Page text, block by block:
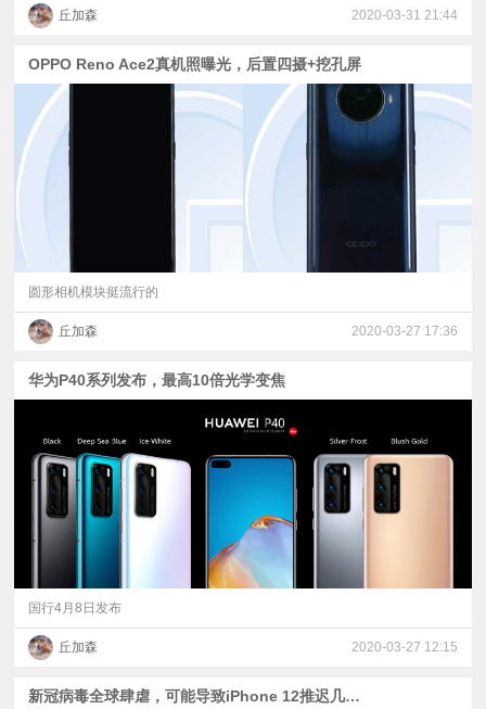
丘加森 2020-03-31 21:44
OPPO Reno Ace2真机照曝光，后置四摄+挖孔屏
圆形相机模块挺流行的
丘加森 2020-03-27 17:36
华为P40系列发布，最高10倍光学变焦
国行4月8日发布
丘加森 2020-03-27 12:15
新冠病毒全球肆虐，可能导致iPhone 12推迟几月发布